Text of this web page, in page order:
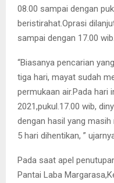
08.00 sampai dengan
beristirahat.Oprasi
sampai dengan 17.00 wib.
“Biasanya pencarian
tiga hari, mayat sudah
permukaan air.Pada hari
2021,pukul.17.00 wib,
dengan hasil yang masih
5 hari dihentikan, ”
Pada saat apel
Pantai Laba